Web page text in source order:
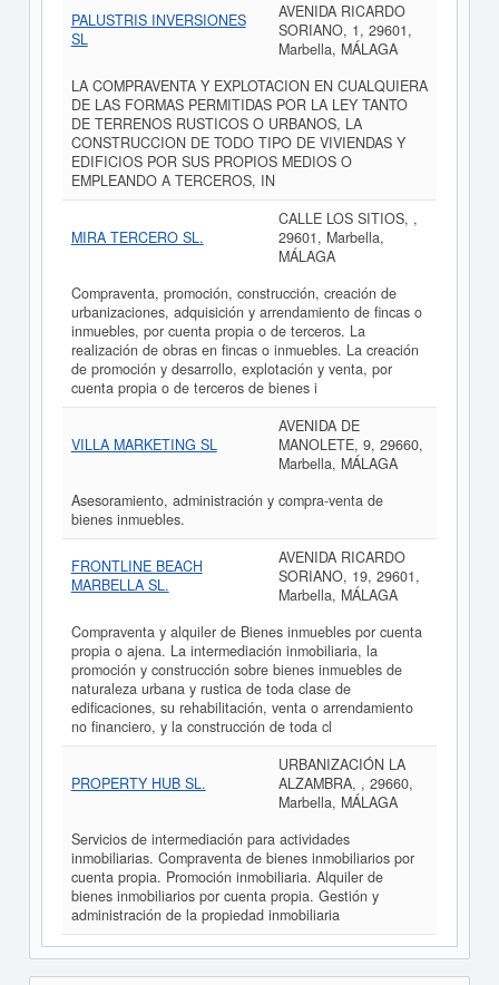
PALUSTRIS INVERSIONES
SL
AVENIDA RICARDO
SORIANO, 1, 29601,
Marbella, MÁLAGA
LA COMPRAVENTA Y EXPLOTACION EN CUALQUIERA
DE LAS FORMAS PERMITIDAS POR LA LEY TANTO
DE TERRENOS RUSTICOS O URBANOS, LA
CONSTRUCCION DE TODO TIPO DE VIVIENDAS Y
EDIFICIOS POR SUS PROPIOS MEDIOS O
EMPLEANDO A TERCEROS, IN
MIRA TERCERO SL.
CALLE LOS SITIOS, ,
29601, Marbella,
MÁLAGA
Compraventa, promoción, construcción, creación de
urbanizaciones, adquisición y arrendamiento de fincas o
inmuebles, por cuenta propia o de terceros. La
realización de obras en fincas o inmuebles. La creación
de promoción y desarrollo, explotación y venta, por
cuenta propia o de terceros de bienes i
VILLA MARKETING SL
AVENIDA DE
MANOLETE, 9, 29660,
Marbella, MÁLAGA
Asesoramiento, administración y compra-venta de
bienes inmuebles.
FRONTLINE BEACH
MARBELLA SL.
AVENIDA RICARDO
SORIANO, 19, 29601,
Marbella, MÁLAGA
Compraventa y alquiler de Bienes inmuebles por cuenta
propia o ajena. La intermediación inmobiliaria, la
promoción y construcción sobre bienes inmuebles de
naturaleza urbana y rustica de toda clase de
edificaciones, su rehabilitación, venta o arrendamiento
no financiero, y la construcción de toda cl
PROPERTY HUB SL.
URBANIZACIÓN LA
ALZAMBRA, , 29660,
Marbella, MÁLAGA
Servicios de intermediación para actividades
inmobiliarias. Compraventa de bienes inmobiliarios por
cuenta propia. Promoción inmobiliaria. Alquiler de
bienes inmobiliarios por cuenta propia. Gestión y
administración de la propiedad inmobiliaria